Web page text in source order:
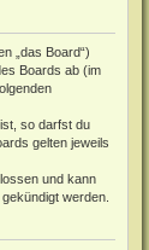
„das Board“)
Boards ab (im
so darfst du
gelten jeweils
und kann
werden.